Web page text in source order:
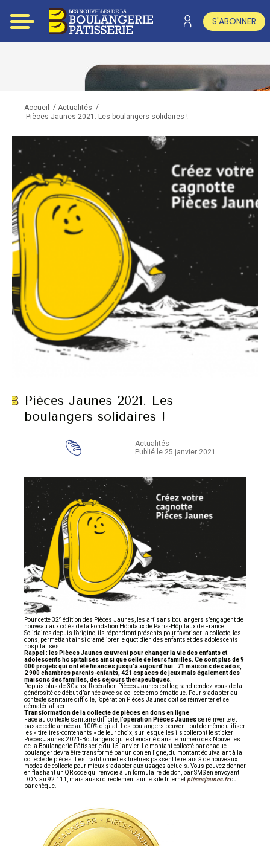
S'ABONNER
Accueil / Actualités /
Pièces Jaunes 2021. Les boulangers solidaires !
Pièces Jaunes 2021. Les
boulangers solidaires !
Actualités
Publié le 25 janvier 2021
Pour cette 32e édition des Pièces Jaunes, les artisans boulangers s’engagent de
nouveau aux côtés de la Fondation Hôpitaux de Paris-Hôpitaux de France.
Solidaires depuis l’origine, ils répondront présents pour favoriser la collecte, les
dons, permettant ainsi d’améliorer le quotidien des enfants et des adolescents
hospitalisés.
Rappel : les Pièces Jaunes œuvrent pour changer la vie des enfants et
adolescents hospitalisés ainsi que celle de leurs familles. Ce sont plus de 9
000 projets qui ont été financés jusqu’à aujourd’hui : 71 maisons des ados,
2 900 chambres parents-enfants, 421 espaces de jeux mais également des
maisons des familles, des séjours thérapeutiques.
Depuis plus de 30 ans, l’opération Pièces Jaunes est le grand rendez-vous de la
générosité de début d’année avec sa collecte emblématique. Pour s’adapter au
contexte sanitaire difficile, l’opération Pièces Jaunes doit se réinventer et se
dématérialiser.
Transformation de la collecte de pièces en dons en ligne
Face au contexte sanitaire difficile,
l’opération Pièces Jaunes se réinvente et
passe cette année au 100% digital. Les boulangers peuvent tout de même utiliser
les « tirelires-contenants » de leur choix, sur lesquelles ils colleront le sticker
Pièces Jaunes 2021-Boulangers qui est encarté dans le numéro des Nouvelles
de la Boulangerie Pâtisserie du 15 janvier. Le montant collecté par chaque
boulanger devra être transformé par un don en ligne, du montant équivalant à la
collecte de pièces. Les traditionnelles tirelires passent le relais à de nouveaux
modes de collecte pour mieux s’adapter aux usages actuels. Vous pouvez donner
en flashant un QR code qui renvoie à un formulaire de don, par SMS en envoyant
DON au 92 111, mais aussi directement sur le site Internet piècesjaunes.frou
par chèque.